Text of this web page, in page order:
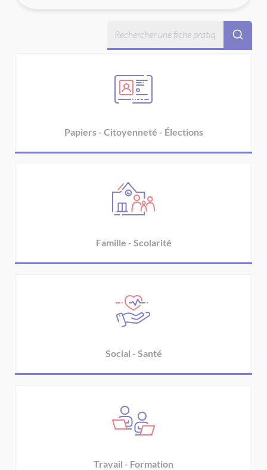
Papiers - Citoyenneté - Élections
Famille - Scolarité
Social - Santé
Travail - Formation